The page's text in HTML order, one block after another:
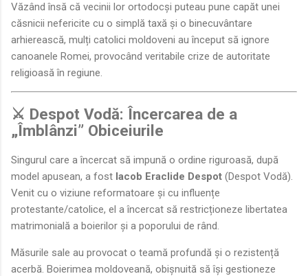
Văzând însă că vecinii lor ortodocși puteau pune capăt unei
căsnicii nefericite cu o simplă taxă și o binecuvântare
arhierească, mulți catolici moldoveni au început să ignore
canoanele Romei, provocând veritabile crize de autoritate
religioasă în regiune.
⚔️ Despot Vodă: Încercarea de a
„Îmblânzi” Obiceiurile
Singurul care a încercat să impună o ordine riguroasă, după
model apusean, a fost Iacob Eraclide Despot (Despot Vodă).
Venit cu o viziune reformatoare și cu influențe
protestante/catolice, el a încercat să restricționeze libertatea
matrimonială a boierilor și a poporului de rând.
Măsurile sale au provocat o teamă profundă și o rezistență
acerbă. Boierimea moldoveană, obișnuită să își gestioneze